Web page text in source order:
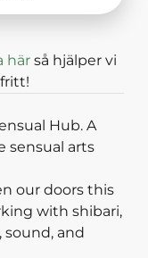
här så hjälper vi
Hub. A
sensual arts
our doors this
with shibari,
and